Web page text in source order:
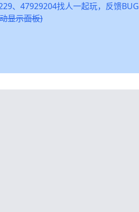
、47929204找人一起玩，反馈BUG
显示面板)